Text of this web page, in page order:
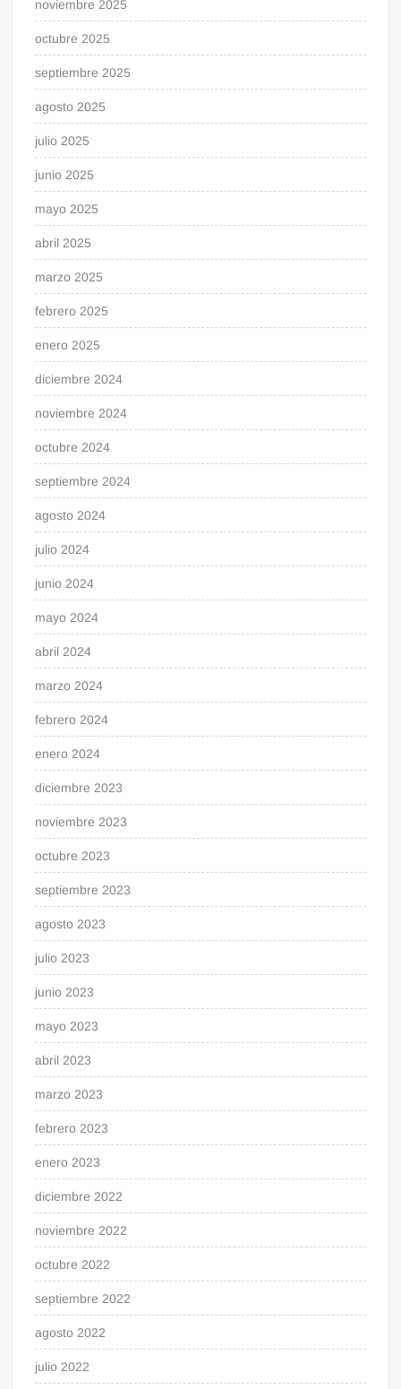
noviembre 2025
octubre 2025
septiembre 2025
agosto 2025
julio 2025
junio 2025
mayo 2025
abril 2025
marzo 2025
febrero 2025
enero 2025
diciembre 2024
noviembre 2024
octubre 2024
septiembre 2024
agosto 2024
julio 2024
junio 2024
mayo 2024
abril 2024
marzo 2024
febrero 2024
enero 2024
diciembre 2023
noviembre 2023
octubre 2023
septiembre 2023
agosto 2023
julio 2023
junio 2023
mayo 2023
abril 2023
marzo 2023
febrero 2023
enero 2023
diciembre 2022
noviembre 2022
octubre 2022
septiembre 2022
agosto 2022
julio 2022